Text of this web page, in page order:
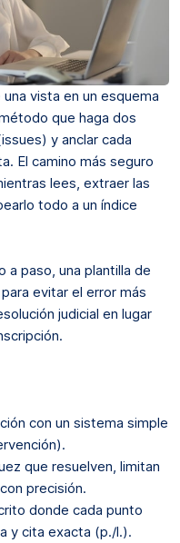
vista en un esquema
que haga dos
y anclar cada
El camino más seguro
lees, extraer las
todo a un índice
a paso, una plantilla de
evitar el error más
judicial en lugar
con un sistema simple
que resuelven, limitan
precisión.
donde cada punto
y cita exacta (p./l.).